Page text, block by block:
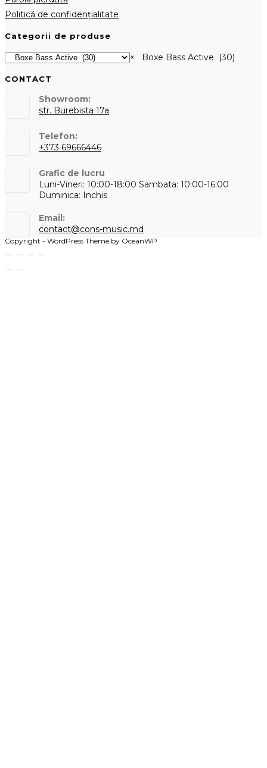
Politică de confidențialitate
Categorii de produse
× Boxe Bass Active (30)
CONTACT
Showroom:
str. Burebista 17a
Telefon:
+373 69666446
in
your
Grafic de lucru
Luni-Vineri: 10:00-18:00 Sambata: 10:00-16:00
Duminica: Inchis
Email:
contact@cons-music.md
in
Copyright - WordPress Theme by OceanWP